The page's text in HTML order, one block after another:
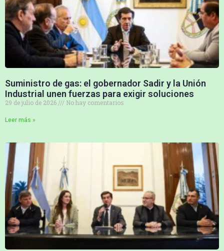
Suministro de gas: el gobernador Sadir y la Unión
Industrial unen fuerzas para exigir soluciones
29 de julio de 2026 No hay comentarios
Leer más »